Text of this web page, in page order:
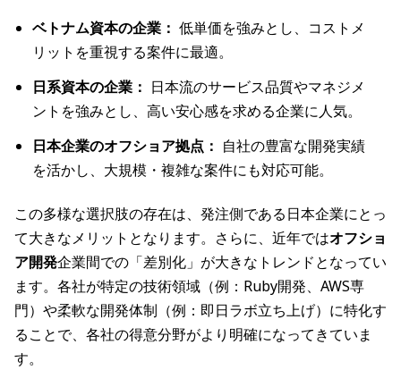
ベトナム資本の企業： 低単価を強みとし、コストメ
リットを重視する案件に最適。
日系資本の企業： 日本流のサービス品質やマネジメ
ントを強みとし、高い安心感を求める企業に人気。
日本企業のオフショア拠点： 自社の豊富な開発実績
を活かし、大規模・複雑な案件にも対応可能。
この多様な選択肢の存在は、発注側である日本企業にとっ
て大きなメリットとなります。さらに、近年ではオフショ
ア開発企業間での「差別化」が大きなトレンドとなってい
ます。各社が特定の技術領域（例：Ruby開発、AWS専
門）や柔軟な開発体制（例：即日ラボ立ち上げ）に特化す
ることで、各社の得意分野がより明確になってきていま
す。